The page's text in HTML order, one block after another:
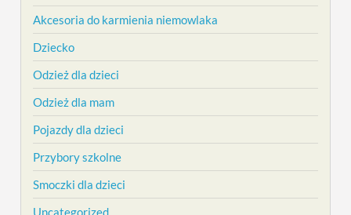
Akcesoria do karmienia niemowlaka
Dziecko
Odzież dla dzieci
Odzież dla mam
Pojazdy dla dzieci
Przybory szkolne
Smoczki dla dzieci
Uncategorized